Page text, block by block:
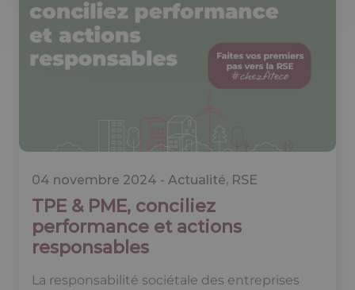
04 novembre 2024 - Actualité, RSE
TPE & PME, conciliez
performance et actions
responsables
La responsabilité sociétale des entreprises